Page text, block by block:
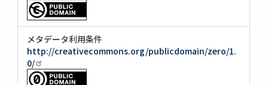
メタデータ利用条件
http://creativecommons.org/publicdomain/zero/1.
0/